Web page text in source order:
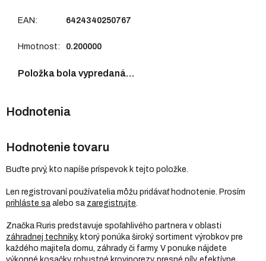
EAN : 6424340250767
Hmotnost: 0.200000
Položka bola vypredaná…
Hodnotenie tovaru
Buďte prvý, kto napíše príspevok k tejto položke.
Len registrovaní používatelia môžu pridávať hodnotenie. Prosím
prihláste sa alebo sa zaregistrujte
Značka Ruris predstavuje spoľahlivého partnera v oblasti
záhradnej techniky, ktorý ponúka široký sortiment výrobkov pre
každého majiteľa domu, záhrady či farmy. V ponuke nájdete